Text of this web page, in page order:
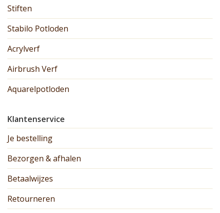
Stiften
Stabilo Potloden
Acrylverf
Airbrush Verf
Aquarelpotloden
Klantenservice
Je bestelling
Bezorgen & afhalen
Betaalwijzes
Retourneren